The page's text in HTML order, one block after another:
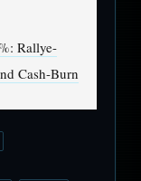
Rallye-
Cash-Burn